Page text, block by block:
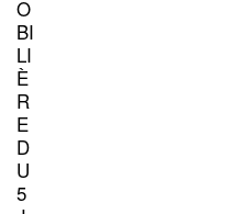
O
BI
LI
È
R
E
D
U
5